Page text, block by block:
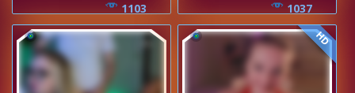
1103
1037
HD